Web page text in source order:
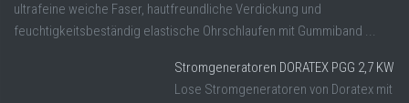
ultrafeine weiche Faser, hautfreundliche Verdickung und
feuchtigkeitsbeständig elastische Ohrschlaufen mit Gummiband ...
Stromgeneratoren DORATEX PGG 2,7 KW
Lose Stromgeneratoren von Doratex mit